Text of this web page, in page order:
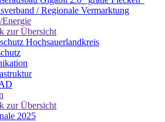
/ Regionale Vermarktung
zur Übersicht
Hochsauerlandkreis
zur Übersicht
2025